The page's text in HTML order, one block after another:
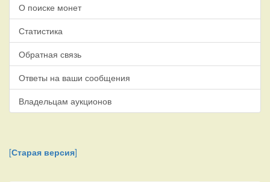
О поиске монет
Статистика
Обратная связь
Ответы на ваши сообщения
Владельцам аукционов
[Старая версия]